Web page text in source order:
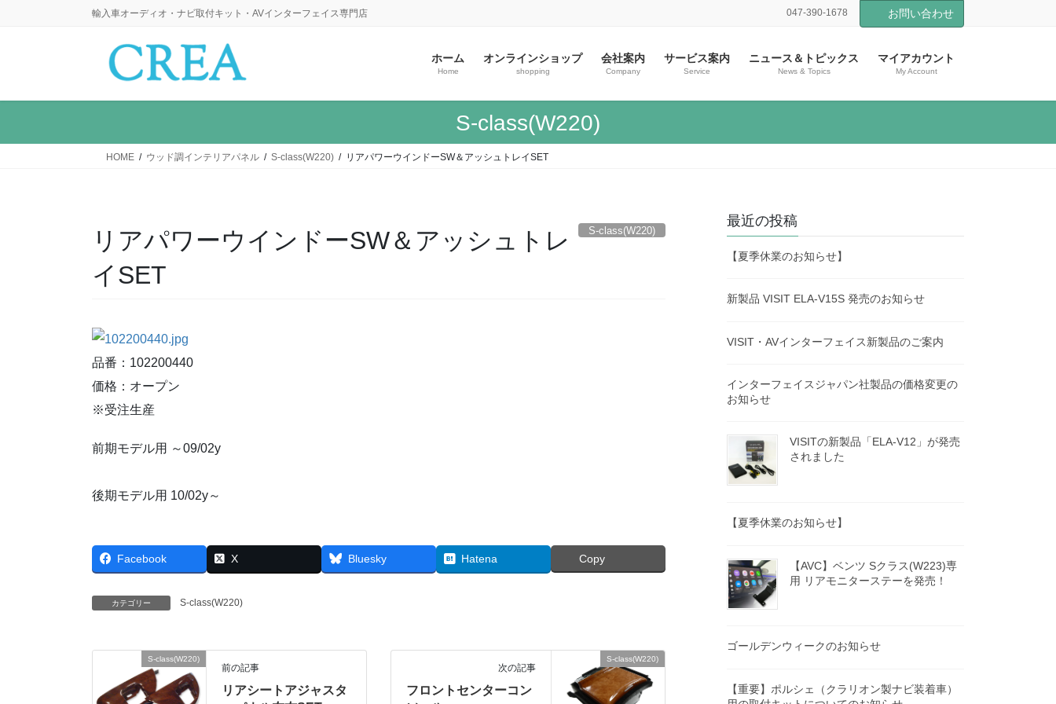
に
ョ
輸入車オーディオ・ナビ取付キット・AVインターフェイス専門店 047-390-1678 お問い合わせ
ホーム
Home
オンラインショップ
shopping
会社案内
Company
サービス案内
Service
ニュース＆トピックス
News & Topics
マイアカウント
My Account
S-class(W220)
HOME ウッド調インテリアパネル S-class(W220) リアパワーウインドーSW＆アッシュトレイSET
S-class(W220)
リアパワーウインドーSW＆アッシュトレ
イSET
品番：102200440
価格：オープン
※受注生産
前期モデル用 ～09/02y
後期モデル用 10/02y～
Facebook X Bluesky Hatena Copy
カテゴリー S-class(W220)
S-class(W220)
前の記事
リアシートアジャスタ
S-class(W220)
次の記事
フロントセンターコン
最近の投稿
【夏季休業のお知らせ】
新製品 VISIT ELA-V15S 発売のお知らせ
VISIT・AVインターフェイス新製品のご案内
インターフェイスジャパン社製品の価格変更の
お知らせ
VISITの新製品「ELA-V12」が発売
されました
【夏季休業のお知らせ】
【AVC】ベンツ Sクラス(W223)専
用 リアモニターステーを発売！
ゴールデンウィークのお知らせ
【重要】ポルシェ（クラリオン製ナビ装着車）